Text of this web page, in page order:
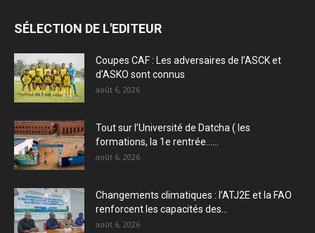
SÉLECTION DE L'EDITEUR
Coupes CAF : Les adversaires de l’ASCK et
d’ASKO sont connus
août 6, 2026
Tout sur l’Université de Datcha ( les
formations, la 1e rentrée…...
août 6, 2026
Changements climatiques : l’ATJ2E et la FAO
renforcent les capacités des...
août 6, 2026